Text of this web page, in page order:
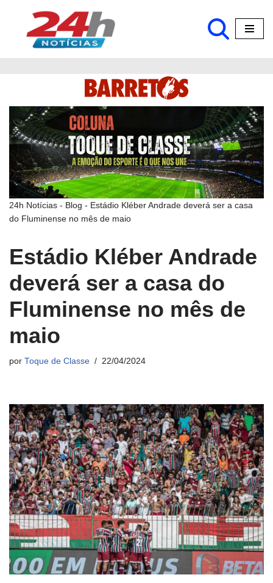
Pular
24h Notícias - Blog - Estádio Kléber Andrade deverá ser a casa
do Fluminense no mês de maio
Estádio Kléber Andrade
deverá ser a casa do
Fluminense no mês de
maio
por Toque de Classe 22/04/2024